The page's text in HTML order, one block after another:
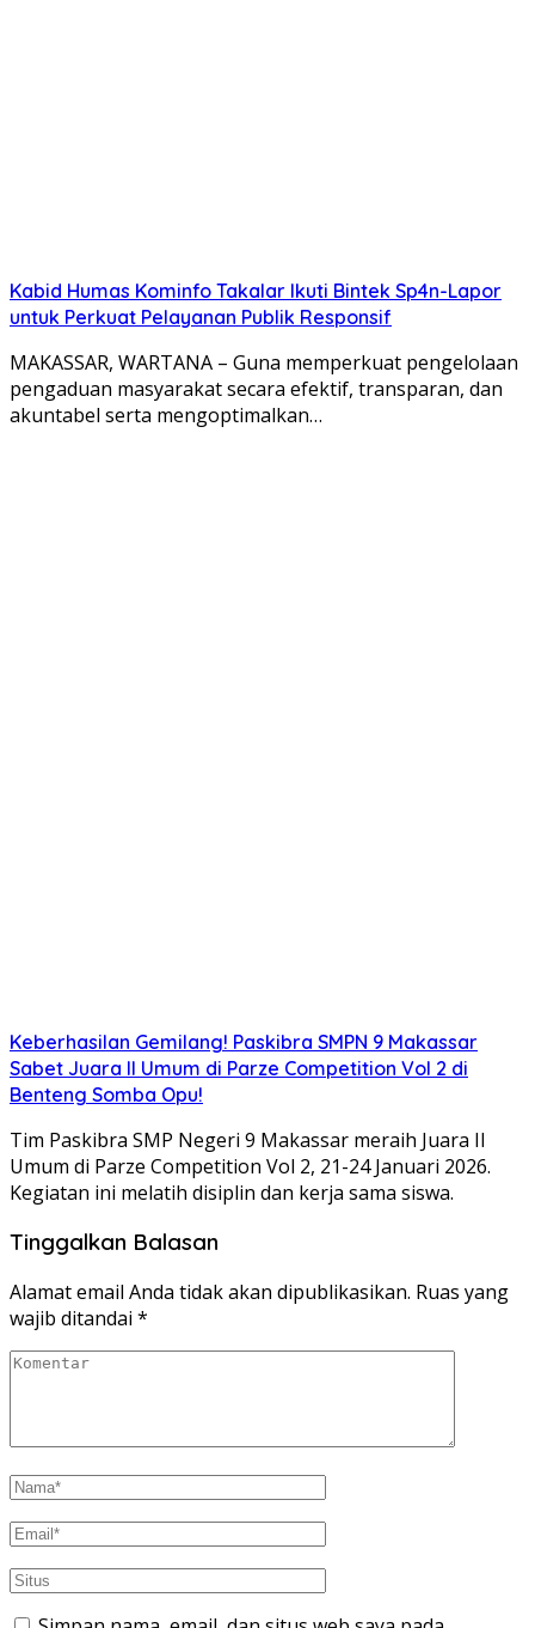
Kabid Humas Kominfo Takalar Ikuti Bintek Sp4n-Lapor
untuk Perkuat Pelayanan Publik Responsif
MAKASSAR, WARTANA – Guna memperkuat pengelolaan
pengaduan masyarakat secara efektif, transparan, dan
akuntabel serta mengoptimalkan…
Keberhasilan Gemilang! Paskibra SMPN 9 Makassar
Sabet Juara II Umum di Parze Competition Vol 2 di
Benteng Somba Opu!
Tim Paskibra SMP Negeri 9 Makassar meraih Juara II
Umum di Parze Competition Vol 2, 21-24 Januari 2026.
Kegiatan ini melatih disiplin dan kerja sama siswa.
Tinggalkan Balasan
Alamat email Anda tidak akan dipublikasikan. Ruas yang
wajib ditandai *